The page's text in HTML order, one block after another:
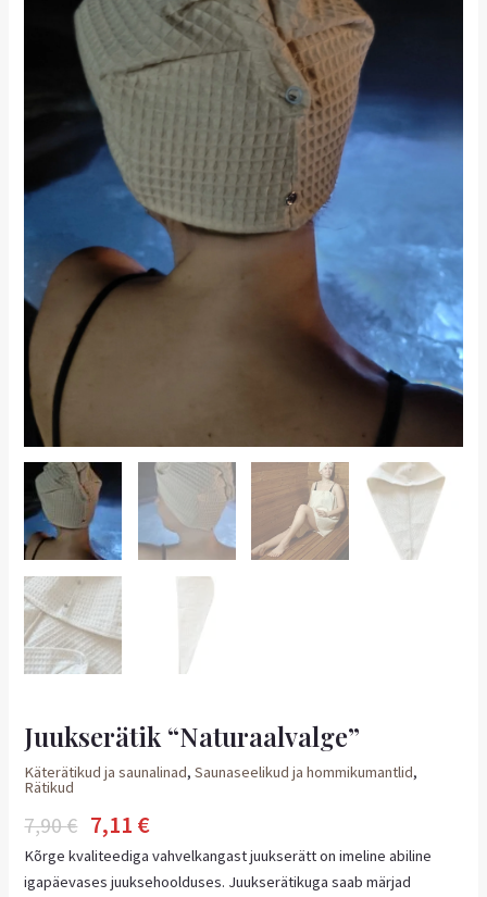
Juukserätik “Naturaalvalge”
Käterätikud ja saunalinad,Saunaseelikud ja hommikumantlid,
Rätikud
7,90€ 7,11 €
Kõrge kvaliteediga vahvelkangast juukserätt on imeline abiline
igapäevases juuksehoolduses. Juukserätikuga saab märjad